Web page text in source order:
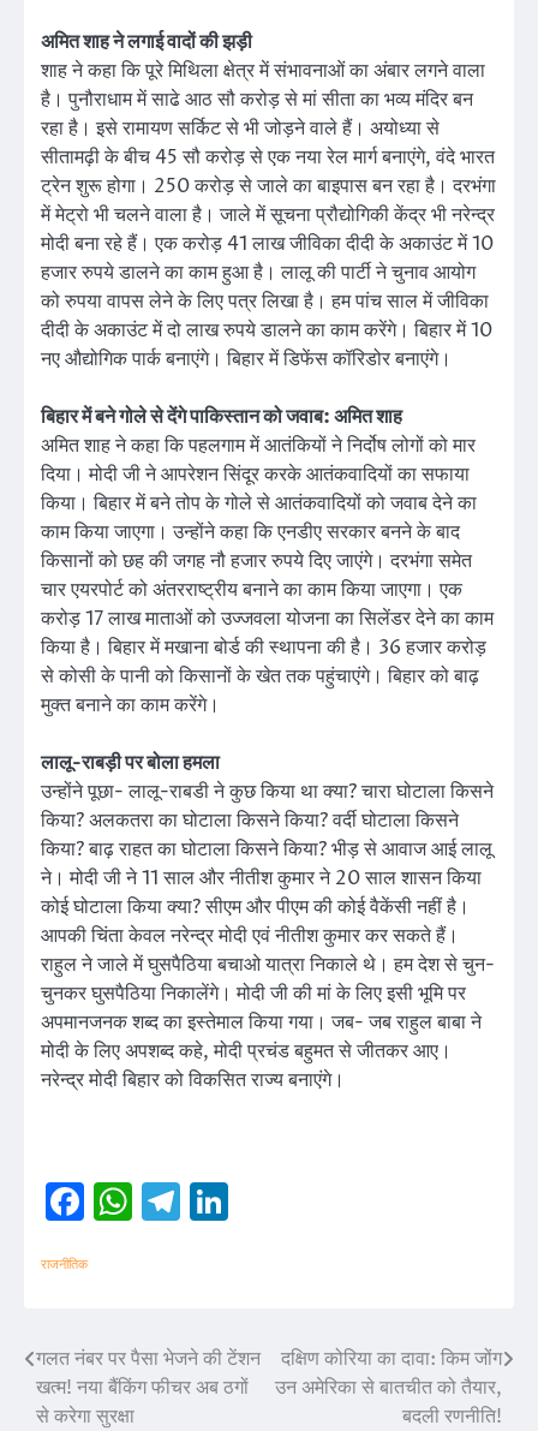
अमित शाह ने लगाई वादों की झड़ी
शाह ने कहा कि पूरे मिथिला क्षेत्र में संभावनाओं का अंबार लगने वाला
है। पुनौराधाम में साढे आठ सौ करोड़ से मां सीता का भव्य मंदिर बन
रहा है। इसे रामायण सर्किट से भी जोड़ने वाले हैं। अयोध्या से
सीतामढ़ी के बीच 45 सौ करोड़ से एक नया रेल मार्ग बनाएंगे, वंदे भारत
ट्रेन शुरू होगा। 250 करोड़ से जाले का बाइपास बन रहा है। दरभंगा
में मेट्रो भी चलने वाला है। जाले में सूचना प्रौद्योगिकी केंद्र भी नरेन्द्र
मोदी बना रहे हैं। एक करोड़ 41 लाख जीविका दीदी के अकाउंट में 10
हजार रुपये डालने का काम हुआ है। लालू की पार्टी ने चुनाव आयोग
को रुपया वापस लेने के लिए पत्र लिखा है। हम पांच साल में जीविका
दीदी के अकाउंट में दो लाख रुपये डालने का काम करेंगे। बिहार में 10
नए औद्योगिक पार्क बनाएंगे। बिहार में डिफेंस कॉरिडोर बनाएंगे।
बिहार में बने गोले से देंगे पाकिस्तान को जवाब: अमित शाह
अमित शाह ने कहा कि पहलगाम में आतंकियों ने निर्दोष लोगों को मार
दिया। मोदी जी ने आपरेशन सिंदूर करके आतंकवादियों का सफाया
किया। बिहार में बने तोप के गोले से आतंकवादियों को जवाब देने का
काम किया जाएगा। उन्होंने कहा कि एनडीए सरकार बनने के बाद
किसानों को छह की जगह नौ हजार रुपये दिए जाएंगे। दरभंगा समेत
चार एयरपोर्ट को अंतरराष्ट्रीय बनाने का काम किया जाएगा। एक
करोड़ 17 लाख माताओं को उज्जवला योजना का सिलेंडर देने का काम
किया है। बिहार में मखाना बोर्ड की स्थापना की है। 36 हजार करोड़
से कोसी के पानी को किसानों के खेत तक पहुंचाएंगे। बिहार को बाढ़
मुक्त बनाने का काम करेंगे।
लालू-राबड़ी पर बोला हमला
उन्होंने पूछा- लालू-राबडी ने कुछ किया था क्या? चारा घोटाला किसने
किया? अलकतरा का घोटाला किसने किया? वर्दी घोटाला किसने
किया? बाढ़ राहत का घोटाला किसने किया? भीड़ से आवाज आई लालू
ने। मोदी जी ने 11 साल और नीतीश कुमार ने 20 साल शासन किया
कोई घोटाला किया क्या? सीएम और पीएम की कोई वैकेंसी नहीं है।
आपकी चिंता केवल नरेन्द्र मोदी एवं नीतीश कुमार कर सकते हैं।
राहुल ने जाले में घुसपैठिया बचाओ यात्रा निकाले थे। हम देश से चुन-
चुनकर घुसपैठिया निकालेंगे। मोदी जी की मां के लिए इसी भूमि पर
अपमानजनक शब्द का इस्तेमाल किया गया। जब- जब राहुल बाबा ने
मोदी के लिए अपशब्द कहे, मोदी प्रचंड बहुमत से जीतकर आए।
नरेन्द्र मोदी बिहार को विकसित राज्य बनाएंगे।
Facebook
WhatsApp
Telegram
राजनीतिक
Post
navigation
गलत नंबर पर पैसा भेजने की टेंशन
खत्म! नया बैंकिंग फीचर अब ठगों
से करेगा सुरक्षा
दक्षिण कोरिया का दावा: किम जोंग
उन अमेरिका से बातचीत को तैयार,
बदली रणनीति!